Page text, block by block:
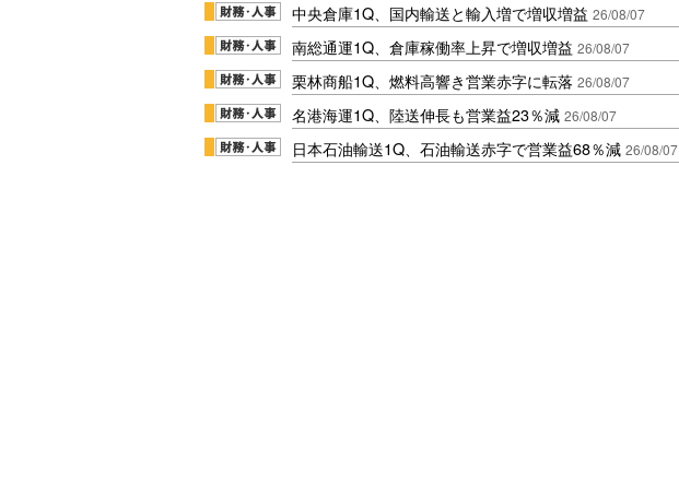
中央倉庫1Q、国内輸送と輸入増で増収増益 26/08/07
南総通運1Q、倉庫稼働率上昇で増収増益 26/08/07
栗林商船1Q、燃料高響き営業赤字に転落 26/08/07
名港海運1Q、陸送伸長も営業益23％減 26/08/07
日本石油輸送1Q、石油輸送赤字で営業益68％減 26/08/07